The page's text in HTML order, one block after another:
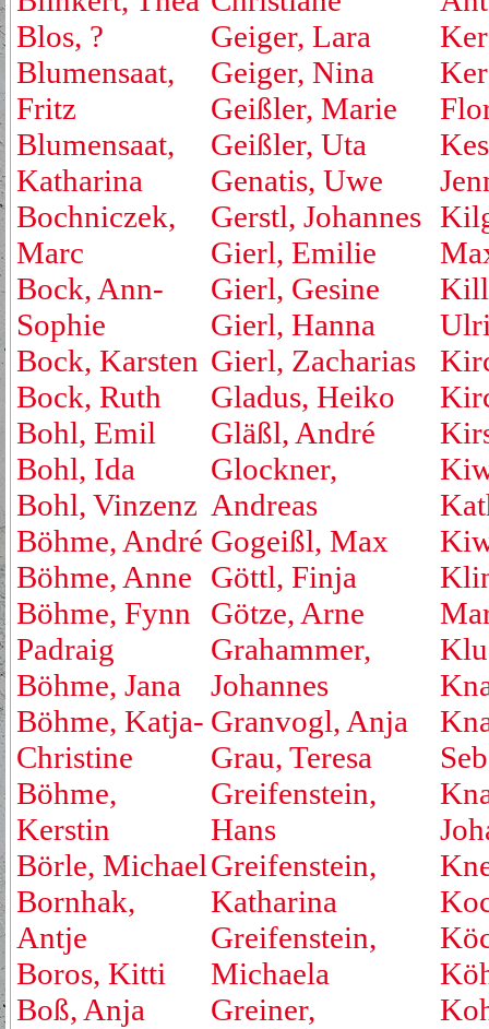
Blos, ?
Blumensaat,
Fritz
Blumensaat,
Katharina
Bochniczek,
Marc
Bock, Ann-
Sophie
Bock, Karsten
Bock, Ruth
Bohl, Emil
Bohl, Ida
Bohl, Vinzenz
Böhme, André
Böhme, Anne
Böhme, Fynn
Padraig
Böhme, Jana
Böhme, Katja-
Christine
Böhme,
Kerstin
Börle, Michael
Bornhak,
Antje
Boros, Kitti
Boß, Anja
Geiger, Lara
Geiger, Nina
Geißler, Marie
Geißler, Uta
Genatis, Uwe
Gerstl, Johannes
Gierl, Emilie
Gierl, Gesine
Gierl, Hanna
Gierl, Zacharias
Gladus, Heiko
Gläßl, André
Glockner,
Andreas
Gogeißl, Max
Göttl, Finja
Götze, Arne
Grahammer,
Johannes
Granvogl, Anja
Grau, Teresa
Greifenstein,
Hans
Greifenstein,
Katharina
Greifenstein,
Michaela
Greiner,